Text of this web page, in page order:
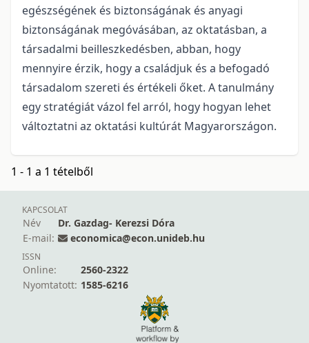
egészségének és biztonságának és anyagi
biztonságának megóvásában, az oktatásban, a
társadalmi beilleszkedésben, abban, hogy
mennyire érzik, hogy a családjuk és a befogadó
társadalom szereti és értékeli őket. A tanulmány
egy stratégiát vázol fel arról, hogy hogyan lehet
változtatni az oktatási kultúrát Magyarországon.
1 - 1 a 1 tételből
KAPCSOLAT
Név
Dr. Gazdag- Kerezsi Dóra
E-mail:
economica@econ.unideb.hu
ISSN
Online:
2560-2322
Nyomtatott: 1585-6216